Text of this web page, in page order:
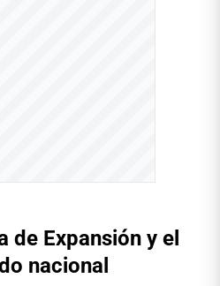
de Expansión y el
nacional